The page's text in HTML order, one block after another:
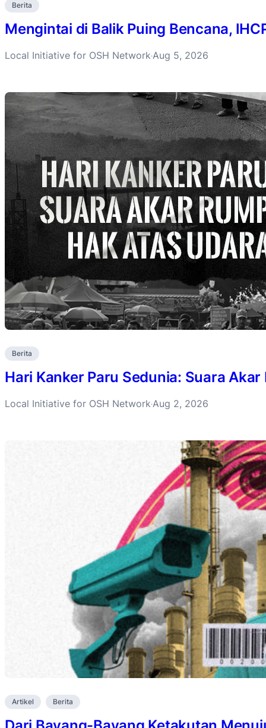
Berita
Mengintai di Balik Puing Bencana,
Local Initiative for OSH Network·Aug 5, 2026
Berita
Hari Kanker Paru Sedunia: Suara
Local Initiative for OSH Network·Aug 2, 2026
Artikel Berita